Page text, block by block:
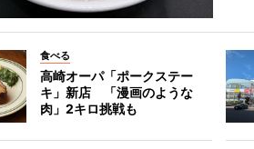
食べる
高崎オーパ「ポークステー
キ」新店 「漫画のような
肉」2キロ挑戦も